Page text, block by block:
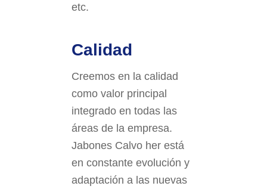
etc.
Calidad
Creemos en la calidad
como valor principal
integrado en todas las
áreas de la empresa.
Jabones Calvo her está
en constante evolución y
adaptación a las nuevas